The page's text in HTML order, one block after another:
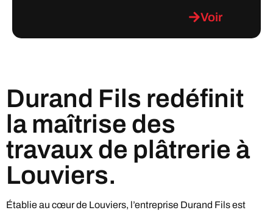
Voir
Durand Fils redéfinit
la maîtrise des
travaux de plâtrerie à
Louviers.
Établie au cœur de Louviers, l’entreprise Durand Fils est